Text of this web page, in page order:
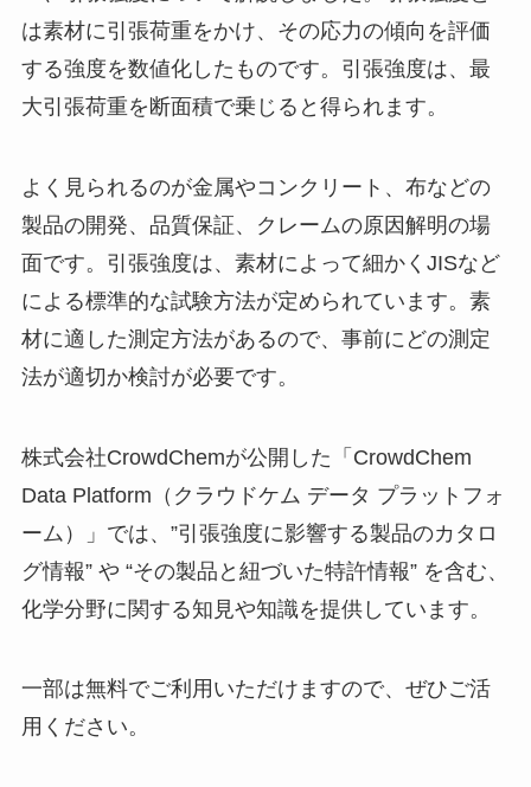
は素材に引張荷重をかけ、その応力の傾向を評価
する強度を数値化したものです。引張強度は、最
大引張荷重を断面積で乗じると得られます。
よく見られるのが金属やコンクリート、布などの
製品の開発、品質保証、クレームの原因解明の場
面です。引張強度は、素材によって細かくJISなど
による標準的な試験方法が定められています。素
材に適した測定方法があるので、事前にどの測定
法が適切か検討が必要です。
株式会社CrowdChemが公開した「CrowdChem
Data Platform（クラウドケム データ プラットフォ
ーム）」では、”引張強度に影響する製品のカタロ
グ情報” や “その製品と紐づいた特許情報” を含む、
化学分野に関する知見や知識を提供しています。
一部は無料でご利用いただけますので、ぜひご活
用ください。